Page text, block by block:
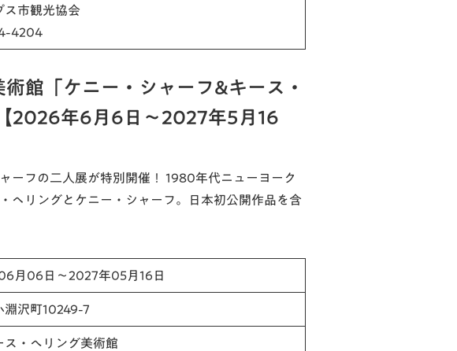
ス市観光協会
4204
館「ケニー・シャーフ&キース・
2026年6月6日～2027年5月16
ーフの二人展が特別開催！ 1980年代ニューヨーク
ヘリングとケニー・シャーフ。日本初公開作品を含
月06日～2027年05月16日
淵沢町10249-7
ス・へリング美術館